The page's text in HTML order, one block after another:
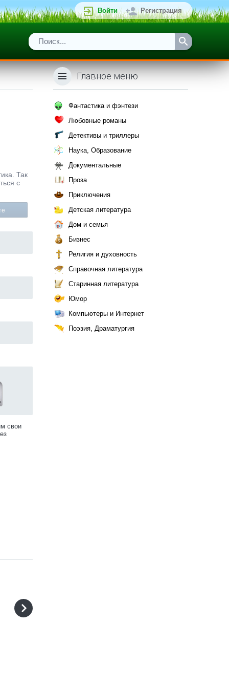
Войти Регистрация
Так
с
свои
Главное меню
Фантастика и фэнтези
Любовные романы
Детективы и триллеры
Наука, Образование
Документальные
Проза
Приключения
Детская литература
Дом и семья
Бизнес
Религия и духовность
Справочная литература
Старинная литература
Юмор
Компьютеры и Интернет
Поэзия, Драматургия